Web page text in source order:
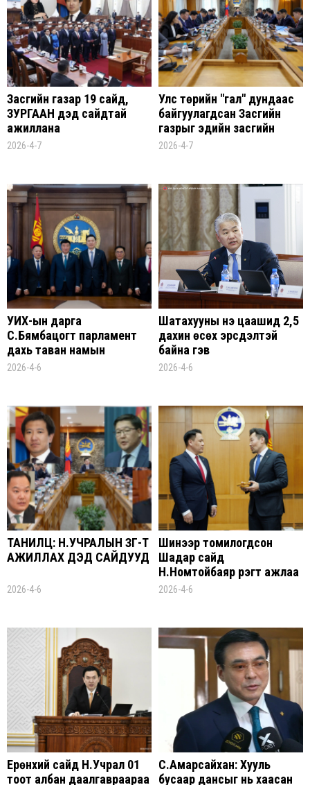
Засгийн газар 19 сайд,
ЗУРГААН дэд сайдтай
ажиллана
2026-4-7
Улс төрийн "гал" дундаас
байгуулагдсан Засгийн
газрыг эдийн засгийн
хүндхэн сорилтууд хүлээж
2026-4-7
УИХ-ын дарга
С.Бямбацогт парламент
дахь таван намын
удирдлагатай уулзлаа
2026-4-6
Шатахууны үнэ цаашид 2,5
дахин өсөх эрсдэлтэй
байна гэв
2026-4-6
ТАНИЛЦ: Н.УЧРАЛЫН ЗГ-Т
АЖИЛЛАХ ДЭД САЙДУУД
2026-4-6
Шинээр томилогдсон
Шадар сайд
Н.Номтойбаяр үүрэгт ажлаа
хүлээн авлаа
2026-4-6
Ерөнхий сайд Н.Учрал 01
тоот албан даалгавраараа
С.Амарсайхан: Хууль
бусаар дансыг нь хаасан